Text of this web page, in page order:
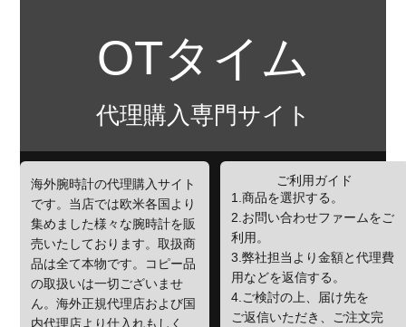
OTタイム
代理購入専門サイト
海外腕時計の代理購入サイト
です。当店では欧米各国より
集めました様々な腕時計を販
売いたしております。取扱商
品は全て本物です。コピー品
の取扱いは一切ございませ
ん。海外正規代理店および国
内代理店より仕入れもしく
ご利用ガイド
1.商品を選択する。
2.お問い合わせファームをご
利用。
3.弊社担当より金額と代理費
用などを返信する。
4.ご検討の上、届け先を
ご返信いただき、ご注文完